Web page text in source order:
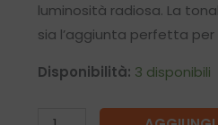
luminosità radiosa. La
sia l’aggiunta perfetta
Disponibilità: 3 disponibili
extreme